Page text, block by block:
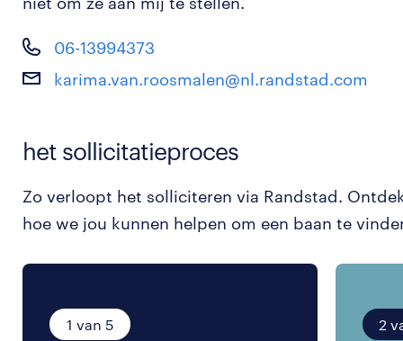
06-13994373
karima.van.roosmalen@nl.randstad.com
het sollicitatieproces
Zo verloopt het solliciteren via Randstad.
hoe we jou kunnen helpen om een baan te
1 van 5 2